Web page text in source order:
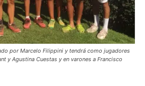
por Marcelo Filippini y tendrá como jugadores
y Agustina Cuestas y en varones a Francisco